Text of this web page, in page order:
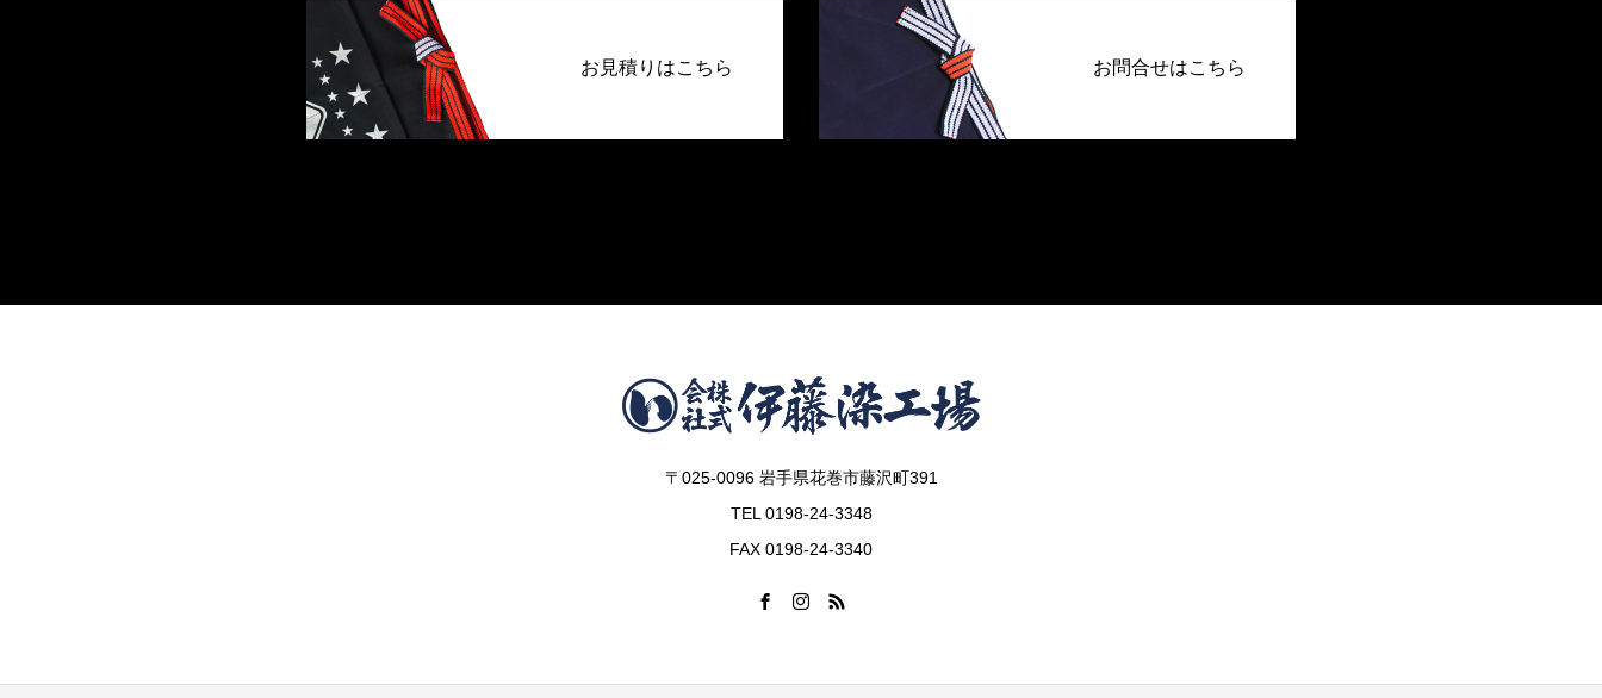
お見積りはこちら お問合せはこちら
〒025-0096 岩手県花巻市藤沢町391
TEL 0198-24-3348
FAX 0198-24-3340